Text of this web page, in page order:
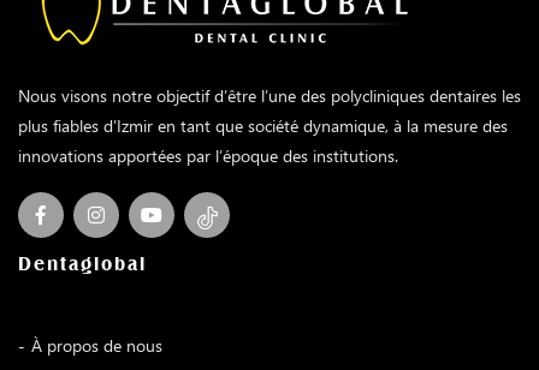
Nous visons notre objectif d’être l’une des polycliniques dentaires les
plus fiables d’Izmir en tant que société dynamique, à la mesure des
innovations apportées par l’époque des institutions.
Dentaglobal
À propos de nous